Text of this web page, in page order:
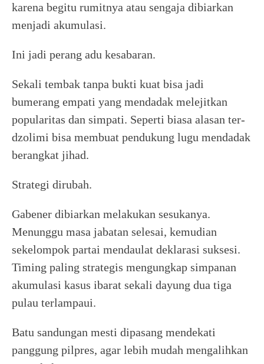
karena begitu rumitnya atau sengaja dibiarkan
menjadi akumulasi.
Ini jadi perang adu kesabaran.
Sekali tembak tanpa bukti kuat bisa jadi
bumerang empati yang mendadak melejitkan
popularitas dan simpati. Seperti biasa alasan ter-
dzolimi bisa membuat pendukung lugu mendadak
berangkat jihad.
Strategi dirubah.
Gabener dibiarkan melakukan sesukanya.
Menunggu masa jabatan selesai, kemudian
sekelompok partai mendaulat deklarasi suksesi.
Timing paling strategis mengungkap simpanan
akumulasi kasus ibarat sekali dayung dua tiga
pulau terlampaui.
Batu sandungan mesti dipasang mendekati
panggung pilpres, agar lebih mudah mengalihkan